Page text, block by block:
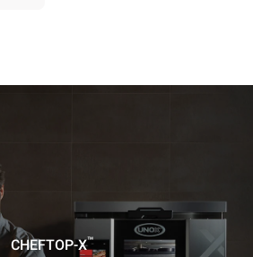
produite à partir de sources
du
:
de
de
CHEFTOP-X™